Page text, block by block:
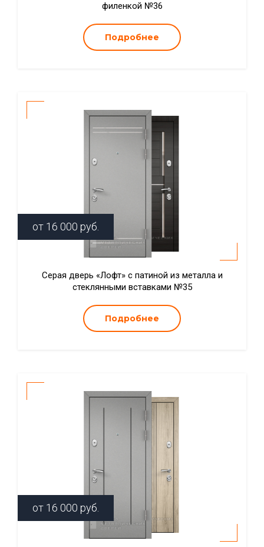
филенкой №36
Подробнее
от 16 000 руб.
Серая дверь «Лофт» с патиной из металла и
стеклянными вставками №35
Подробнее
от 16 000 руб.